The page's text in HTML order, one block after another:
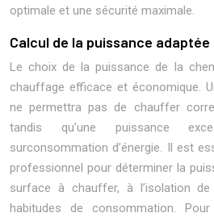
optimale et une sécurité maximale.
Calcul de la puissance adaptée
Le choix de la puissance de la
chauffage efficace et économique.
ne permettra pas de chauffer
tandis qu’une puissance
surconsommation d’énergie. Il est
professionnel pour déterminer la
surface à chauffer, à l’isolation
habitudes de consommation.